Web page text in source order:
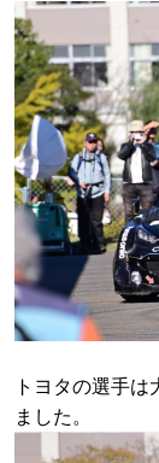
トヨタの選手
ました。